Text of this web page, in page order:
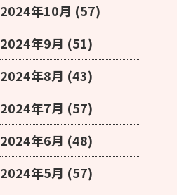
2024年10月 (57)
2024年9月 (51)
2024年8月 (43)
2024年7月 (57)
2024年6月 (48)
2024年5月 (57)